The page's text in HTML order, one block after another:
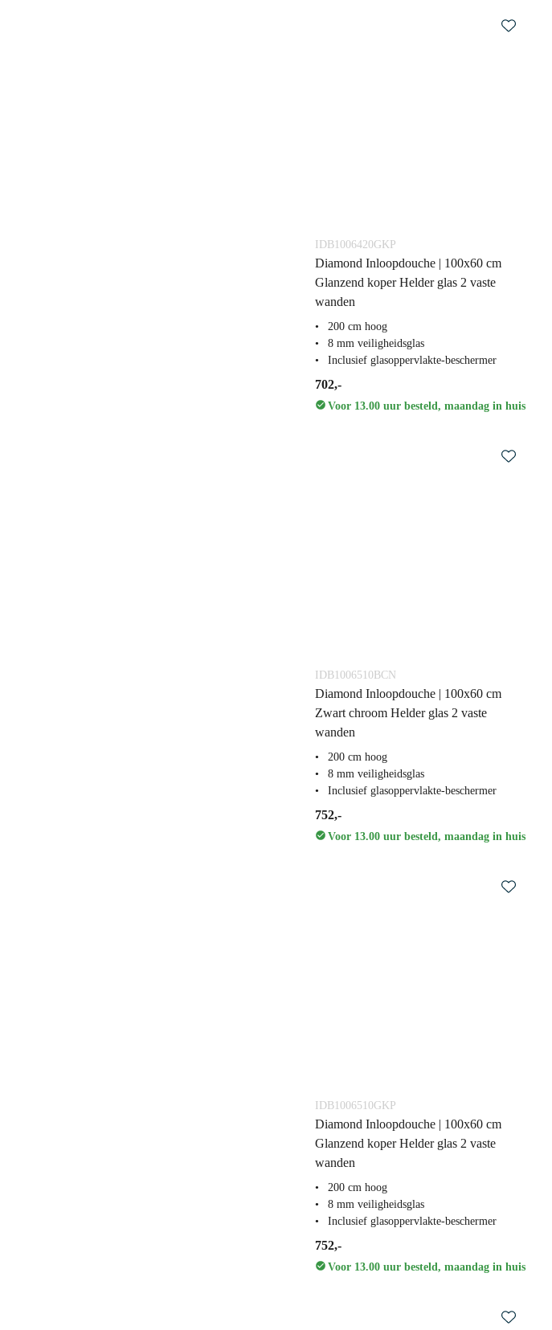
IDB1006420GKP
Diamond Inloopdouche | 100x60 cm
Glanzend koper Helder glas 2 vaste
wanden
200 cm hoog
8 mm veiligheidsglas
Inclusief glasoppervlakte-beschermer
702,-
Voor 13.00 uur besteld, maandag in huis
IDB1006510BCN
Diamond Inloopdouche | 100x60 cm
Zwart chroom Helder glas 2 vaste
wanden
200 cm hoog
8 mm veiligheidsglas
Inclusief glasoppervlakte-beschermer
752,-
Voor 13.00 uur besteld, maandag in huis
IDB1006510GKP
Diamond Inloopdouche | 100x60 cm
Glanzend koper Helder glas 2 vaste
wanden
200 cm hoog
8 mm veiligheidsglas
Inclusief glasoppervlakte-beschermer
752,-
Voor 13.00 uur besteld, maandag in huis